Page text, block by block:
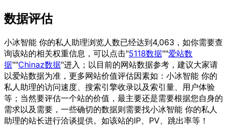
数据评估
小冰智能 你的私人助理浏览人数已经达到4,063，如你需要查
询该站的相关权重信息，可以点击"5118数据""爱站数
据""Chinaz数据"进入；以目前的网站数据参考，建议大家请
以爱站数据为准，更多网站价值评估因素如：小冰智能 你的
私人助理的访问速度、搜索引擎收录以及索引量、用户体验
等；当然要评估一个站的价值，最主要还是需要根据您自身的
需求以及需要，一些确切的数据则需要找小冰智能 你的私人
助理的站长进行洽谈提供。如该站的IP、PV、跳出率等！